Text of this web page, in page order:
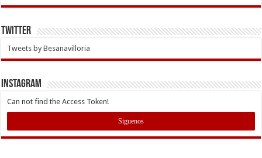
Twitter
Tweets by Besanavilloria
INSTAGRAM
Can not find the Access Token!
Siguenos